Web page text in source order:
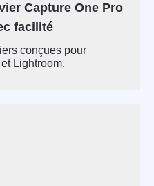
Capture One Pro
facilité
conçues pour
Lightroom.